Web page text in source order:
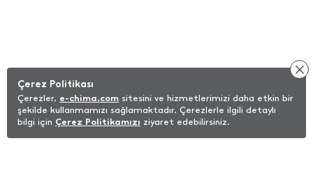
Çerez Politikası
Çerezler, e-chima.com sitesini ve hizmetlerimizi daha etkin bir
şekilde kullanmamızı sağlamaktadır. Çerezlerle ilgili detaylı
bilgi için Çerez Politikamızı ziyaret edebilirsiniz.